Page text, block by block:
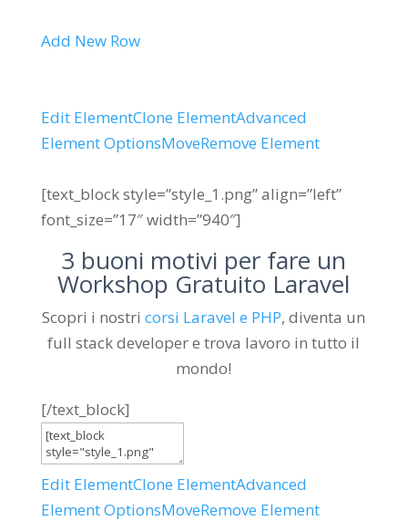
Add New Row
Edit ElementClone ElementAdvanced
Element OptionsMoveRemove Element
[text_block style=”style_1.png” align=”left”
font_size=”17″ width=”940″]
3 buoni motivi per fare un
Workshop Gratuito Laravel
Scopri i nostricorsi Laravel e PHP, diventa un
full stack developer e trova lavoro in tutto il
mondo!
[/text_block]
Edit ElementClone ElementAdvanced
Element OptionsMoveRemove Element